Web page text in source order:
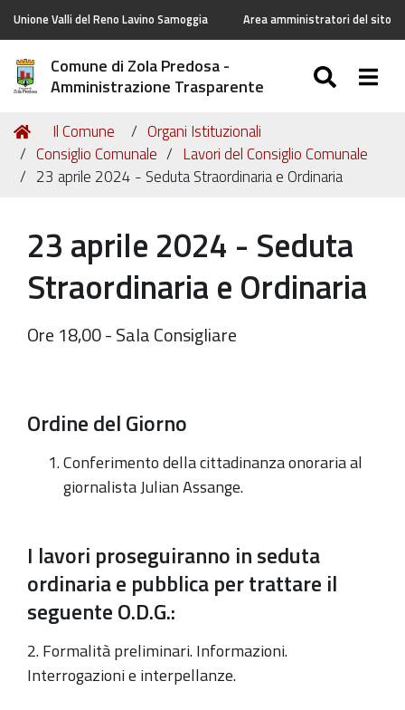
Unione Valli del Reno Lavino Samoggia Area amministratori del sito
Comune di Zola Predosa -
Amministrazione Trasparente
Tu
sei
qui:
Home
Il Comune
Organi Istituzionali
Consiglio Comunale
Lavori del Consiglio Comunale
23 aprile 2024 - Seduta Straordinaria e Ordinaria
23 aprile 2024 - Seduta
Straordinaria e Ordinaria
Ore 18,00 - Sala Consigliare
Ordine del Giorno
Conferimento della cittadinanza onoraria al
giornalista Julian Assange.
I lavori proseguiranno in seduta
ordinaria e pubblica per trattare il
seguente O.D.G.:
2. Formalità preliminari. Informazioni.
Interrogazioni e interpellanze.